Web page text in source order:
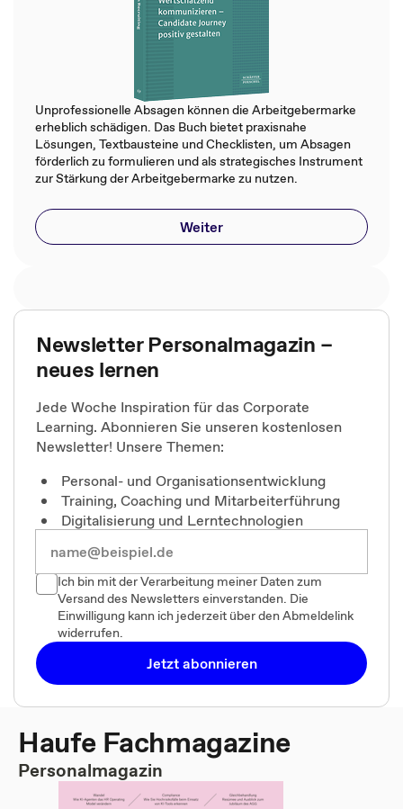
Unprofessionelle Absagen können die Arbeitgebermarke
erheblich schädigen. Das Buch bietet praxisnahe
Lösungen, Textbausteine und Checklisten, um Absagen
förderlich zu formulieren und als strategisches Instrument
zur Stärkung der Arbeitgebermarke zu nutzen.
Weiter
Newsletter Personalmagazin –
neues lernen
Jede Woche Inspiration für das Corporate
Learning. Abonnieren Sie unseren kostenlosen
Newsletter! Unsere Themen:
Personal- und Organisationsentwicklung
Training, Coaching und Mitarbeiterführung
Digitalisierung und Lerntechnologien
Ich bin mit der Verarbeitung meiner Daten zum
Versand des Newsletters einverstanden. Die
Einwilligung kann ich jederzeit über den Abmeldelink
widerrufen.
Jetzt abonnieren
Haufe Fachmagazine
Personalmagazin